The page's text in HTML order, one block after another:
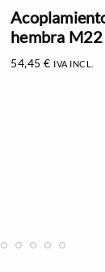
hembra M22
54,45€ IVA INCL.